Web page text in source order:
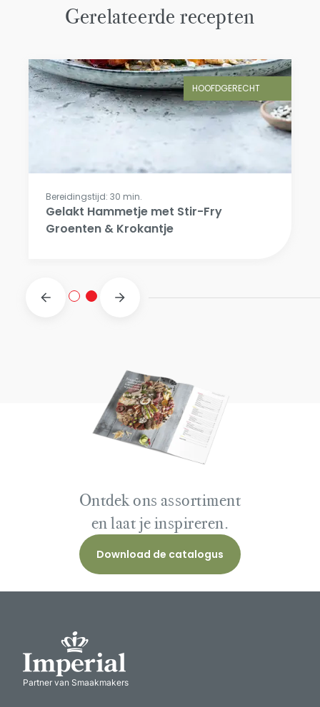
Gerelateerde recepten
HOOFDGERECHT
Bereidingstijd: 30 min.
Gelakt Hammetje met Stir-Fry
Groenten & Krokantje
Ontdek ons assortiment
en laat je inspireren.
Download de catalogus
Partner van Smaakmakers